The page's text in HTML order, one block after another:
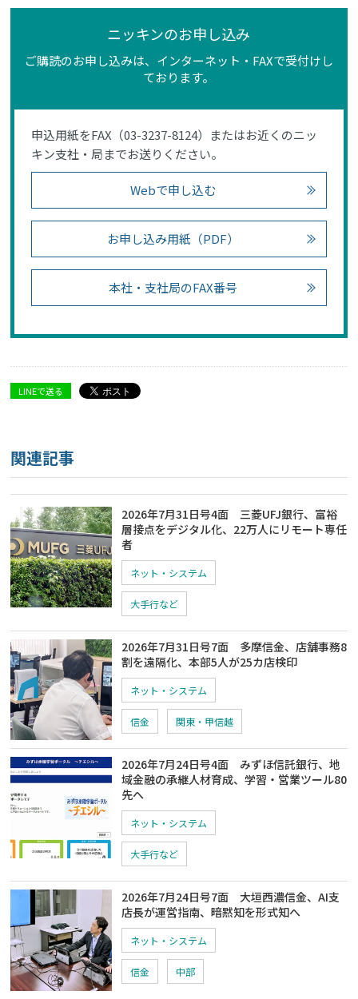
ニッキンのお申し込み
ご購読のお申し込みは、インターネット・FAXで受付けし
ております。
申込用紙をFAX（03-3237-8124）またはお近くのニッ
キン支社・局までお送りください。
Webで申し込む
お申し込み用紙（PDF）
本社・支社局のFAX番号
LINEで送る
関連記事
2026年7月31日号4面 三菱UFJ銀行、富裕
層接点をデジタル化、22万人にリモート専任
者
ネット・システム
大手行など
2026年7月31日号7面 多摩信金、店舗事務8
割を遠隔化、本部5人が25カ店検印
ネット・システム
信金 関東・甲信越
2026年7月24日号4面 みずほ信託銀行、地
域金融の承継人材育成、学習・営業ツール80
先へ
ネット・システム
大手行など
2026年7月24日号7面 大垣西濃信金、AI支
店長が運営指南、暗黙知を形式知へ
ネット・システム
信金 中部